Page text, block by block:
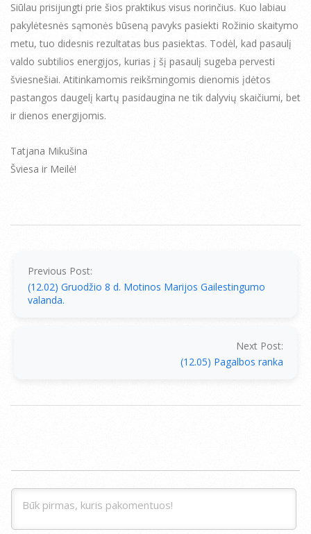
Siūlau prisijungti prie šios praktikus visus norinčius. Kuo labiau
pakylėtesnės sąmonės būseną pavyks pasiekti Rožinio skaitymo
metu, tuo didesnis rezultatas bus pasiektas. Todėl, kad pasaulį
valdo subtilios energijos, kurias į šį pasaulį sugeba pervesti
šviesnešiai. Atitinkamomis reikšmingomis dienomis įdėtos
pastangos daugelį kartų pasidaugina ne tik dalyvių skaičiumi, bet
ir dienos energijomis.
Tatjana Mikušina
Šviesa ir Meilė!
Previous Post:
(12.02) Gruodžio 8 d. Motinos Marijos Gailestingumo
valanda.
Next Post:
(12.05) Pagalbos ranka